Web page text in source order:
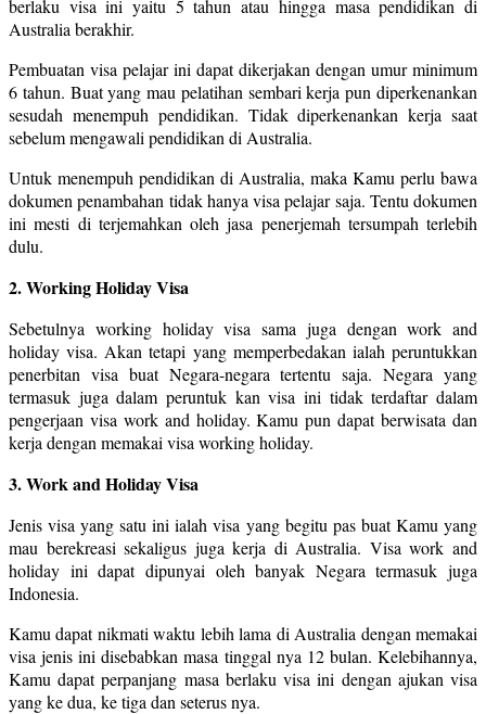
berlaku visa ini yaitu 5 tahun atau hingga masa pendidikan di
Australia berakhir.
Pembuatan visa pelajar ini dapat dikerjakan dengan umur minimum
6 tahun. Buat yang mau pelatihan sembari kerja pun diperkenankan
sesudah menempuh pendidikan. Tidak diperkenankan kerja saat
sebelum mengawali pendidikan di Australia.
Untuk menempuh pendidikan di Australia, maka Kamu perlu bawa
dokumen penambahan tidak hanya visa pelajar saja. Tentu dokumen
ini mesti di terjemahkan oleh jasa penerjemah tersumpah terlebih
dulu.
2. Working Holiday Visa
Sebetulnya working holiday visa sama juga dengan work and
holiday visa. Akan tetapi yang memperbedakan ialah peruntukkan
penerbitan visa buat Negara-negara tertentu saja. Negara yang
termasuk juga dalam peruntuk kan visa ini tidak terdaftar dalam
pengerjaan visa work and holiday. Kamu pun dapat berwisata dan
kerja dengan memakai visa working holiday.
3. Work and Holiday Visa
Jenis visa yang satu ini ialah visa yang begitu pas buat Kamu yang
mau berekreasi sekaligus juga kerja di Australia. Visa work and
holiday ini dapat dipunyai oleh banyak Negara termasuk juga
Indonesia.
Kamu dapat nikmati waktu lebih lama di Australia dengan memakai
visa jenis ini disebabkan masa tinggal nya 12 bulan. Kelebihannya,
Kamu dapat perpanjang masa berlaku visa ini dengan ajukan visa
yang ke dua, ke tiga dan seterus nya.